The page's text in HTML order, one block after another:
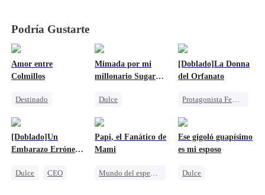
Podría Gustarte
Amor entre
Colmillos
Destinado
Aventura De Una Noche
Mimada por mi
millonario Sugar
Dulce
[Doblado]La Donna
del Orfanato
Protagonista Femenina Fuerte
Heredera
[Doblado]Un
Embarazo Erróneo:
Llega a mi Vida
Dulce
CEO
Papi, el Fanático de
Mami
Mundo del espectáculo
Ese gigoló guapísimo
es mi esposo
Dulce